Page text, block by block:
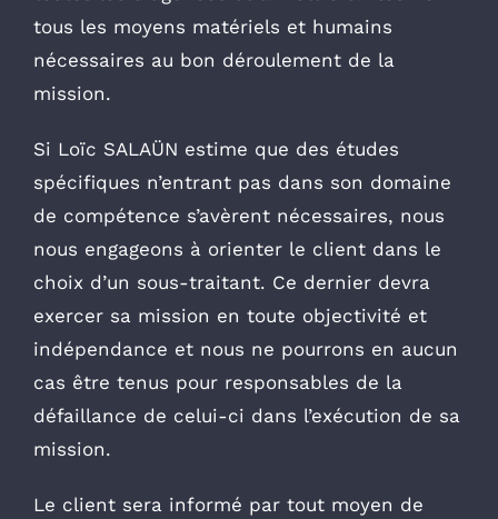
tous les moyens matériels et humains
nécessaires au bon déroulement de la
mission.
Si Loïc SALAÜN estime que des études
spécifiques n’entrant pas dans son domaine
de compétence s’avèrent nécessaires, nous
nous engageons à orienter le client dans le
choix d’un sous-traitant. Ce dernier devra
exercer sa mission en toute objectivité et
indépendance et nous ne pourrons en aucun
cas être tenus pour responsables de la
défaillance de celui-ci dans l’exécution de sa
mission.
Le client sera informé par tout moyen de